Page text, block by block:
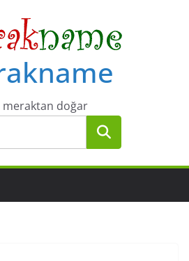
meraktan doğar